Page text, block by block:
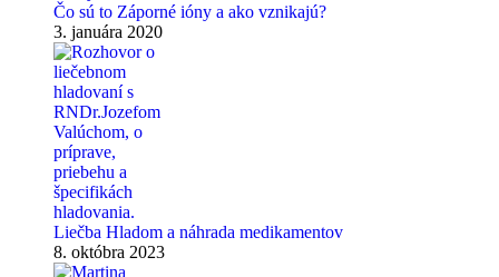
Čo sú to Záporné ióny a ako vznikajú?
3. januára 2020
Liečba Hladom a náhrada medikamentov
8. októbra 2023